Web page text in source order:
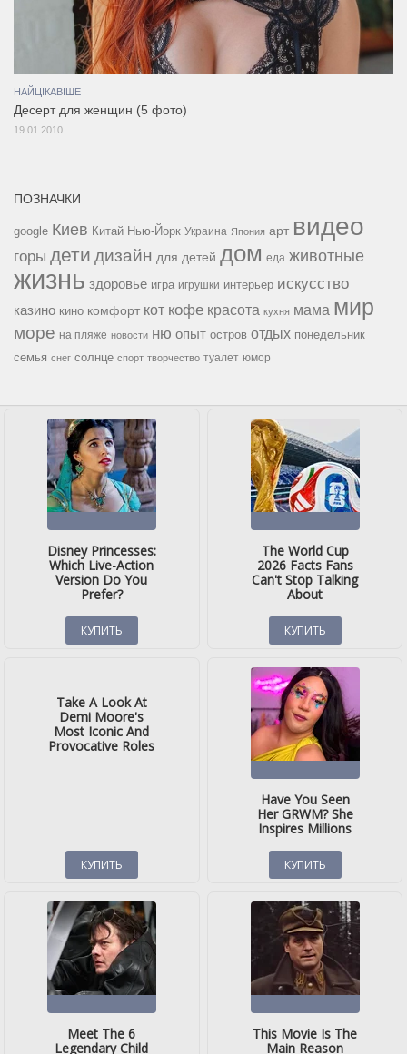
НАЙЦІКАВІШЕ
Десерт для женщин (5 фото)
19.01.2010
ПОЗНАЧКИ
google Киев Китай Нью-Йорк Украина Япония арт видео
горы дети дизайн для детей дом еда животные
жизнь здоровье игра игрушки интерьер искусство
казино кино комфорт кот кофе красота кухня мама мир
море на пляже новости ню опыт остров отдых понедельник
семья снег солнце спорт творчество туалет юмор